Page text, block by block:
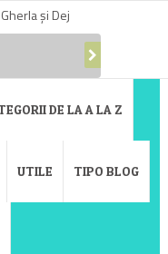
DE LA A LA Z
UTILE TIPO BLOG